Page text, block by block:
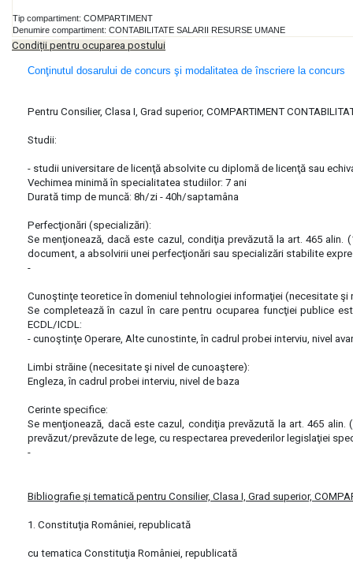
Tip compartiment: COMPARTIMENT
Denumire compartiment: CONTABILITATE SALARII RESURSE UMANE
Condiții pentru ocuparea postului
Conţinutul dosarului de concurs şi modalitatea de înscriere la concurs
Pentru Consilier, Clasa I, Grad superior, COMPARTIMENT
Studii:
- studii universitare de licenţă absolvite cu diplomă de licenţă sau
Vechimea minimă în specialitatea studiilor: 7 ani
Durată timp de muncă: 8h/zi - 40h/saptamâna
Perfecţionări (specializări):
Se menţionează, dacă este cazul, condiţia prevăzută la art. 465
document, a absolvirii unei perfecţionări sau specializări stabilite
-
Cunoştinţe teoretice în domeniul tehnologiei informaţiei (necesitate şi
Se completează în cazul în care pentru ocuparea funcţiei publice
ECDL/ICDL:
- cunoştinţe Operare, Alte cunostinte, în cadrul probei interviu, nivel
Limbi străine (necesitate şi nivel de cunoaştere):
Engleza, în cadrul probei interviu, nivel de baza
Cerinte specifice:
Se menţionează, dacă este cazul, condiţia prevăzută la art. 465
prevăzut/prevăzute de lege, cu respectarea prevederilor legislaţiei
-
Bibliografie şi tematică pentru Consilier, Clasa I, Grad superior,
1. Constituţia României, republicată
cu tematica Constituţia României, republicată